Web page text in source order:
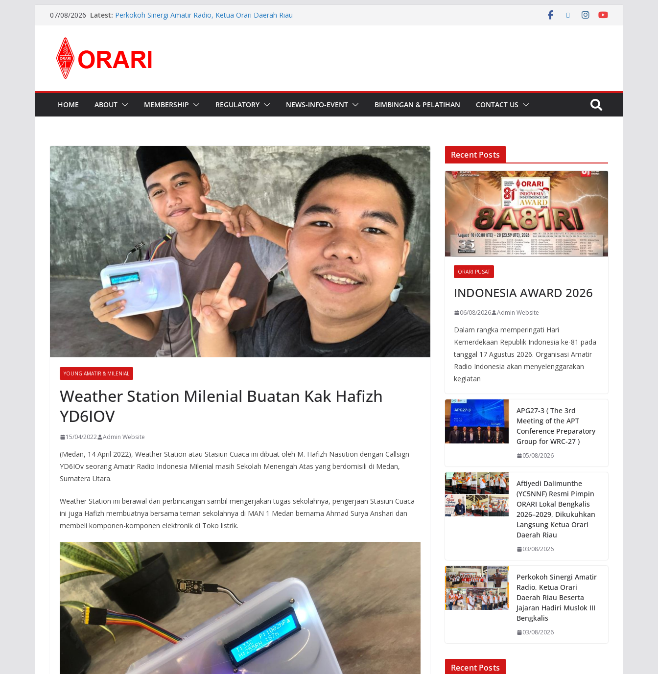
07/08/2026 Latest: Bengkalis 2026–2029, Dikukuhkan Langsung Ketua Orari
Pererat Silaturahmi, Pengurus Baru ORARI Riau Audiensi dan
Siap Bersinergi dengan Diskominfotik
Preparatory Group for WRC-27 )
HOME
ABOUT MEMBERSHIP REGULATORY NEWS-INFO-EVENT BIMBINGAN & PELATIHAN CONTACT US
YOUNG AMATIR & MILENIAL
Weather Station Milenial Buatan Kak Hafizh
YD6IOV
15/04/2022 Admin Website
(Medan, 14 April 2022), Weather Station atau Stasiun Cuaca ini dibuat oleh M. Hafizh Nasution dengan Callsign
YD6IOv seorang Amatir Radio Indonesia Milenial masih Sekolah Menengah Atas yang berdomisili di Medan,
Sumatera Utara.
Weather Station ini berawal dari perbincangan sambil mengerjakan tugas sekolahnya, pengerjaan Stasiun Cuaca
ini juga Hafizh membuatnya bersama teman sekolahnya di MAN 1 Medan bernama Ahmad Surya Anshari dan
membeli komponen-komponen elektronik di Toko listrik.
Recent Posts
ORARI PUSAT
INDONESIA AWARD 2026
06/08/2026 Admin Website
Dalam rangka memperingati Hari
Kemerdekaan Republik Indonesia ke-81 pada
tanggal 17 Agustus 2026. Organisasi Amatir
Radio Indonesia akan menyelenggarakan
kegiatan
APG27-3 ( The 3rd
Meeting of the APT
Conference Preparatory
Group for WRC-27 )
05/08/2026
Aftiyedi Dalimunthe
(YC5NNF) Resmi Pimpin
ORARI Lokal Bengkalis
2026–2029, Dikukuhkan
Langsung Ketua Orari
Daerah Riau
03/08/2026
Perkokoh Sinergi Amatir
Radio, Ketua Orari
Daerah Riau Beserta
Jajaran Hadiri Muslok III
Bengkalis
03/08/2026
Recent Posts